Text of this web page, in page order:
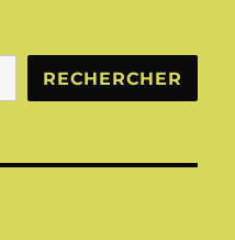
RECHERCHER